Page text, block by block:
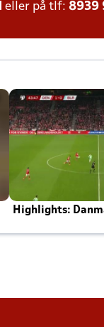
eller på tlf: 8939
Highlights: